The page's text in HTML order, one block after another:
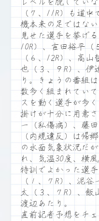
レベルを脱してい
（７、11R）も道
機本来の足ではな
見せた選手を挙げ
10R）、吉田裕平（
（６、12R）、高
也（３、９R）、伊
り。きょうの番組
数多く組まれてい
スを動く選手が多
掛けが十分に用意
一（私傷病）、藤
（内規違反）は帰
の水面気象状況だ
れ、気温30度、横
特訓でよかった選
（１、７R）、泥
太（３、７R）、飯
渡辺あたり。
直前記者予想をチ